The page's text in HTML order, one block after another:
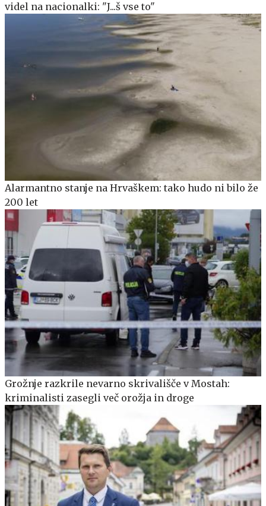
videl na nacionalki: "J...š vse to"
Alarmantno stanje na Hrvaškem: tako hudo ni bilo že
200 let
Grožnje razkrile nevarno skrivališče v Mostah:
kriminalisti zasegli več orožja in droge